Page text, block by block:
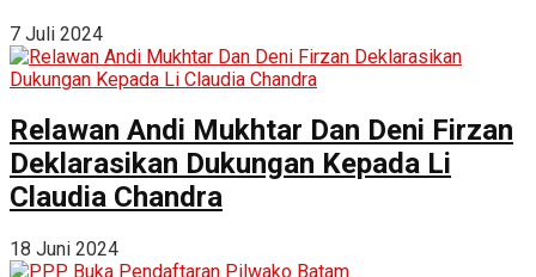
7 Juli 2024
Relawan Andi Mukhtar Dan Deni Firzan
Deklarasikan Dukungan Kepada Li
Claudia Chandra
18 Juni 2024